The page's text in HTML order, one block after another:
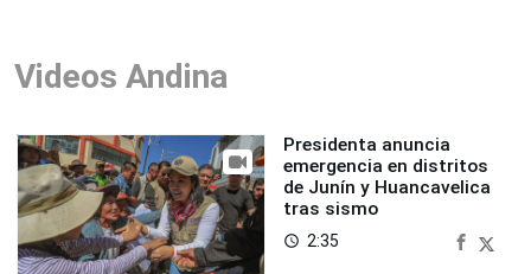
Videos Andina
Presidenta anuncia
emergencia en distritos
de Junín y Huancavelica
tras sismo
access_time 2:35